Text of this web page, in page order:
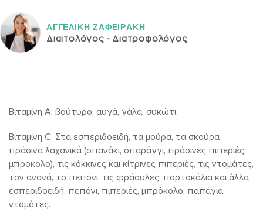
ΑΓΓΕΛΙΚH ΖΑΦΕΙΡAΚΗ
Διαιτολόγος - Διατροφολόγος
Βιταμίνη Α: βούτυρο, αυγά, γάλα, συκώτι.
Βιταμίνη C: Στα εσπεριδοειδή, τα μούρα, τα σκούρα
πράσινα λαχανικά (σπανάκι, σπαράγγι, πράσινες πιπεριές,
μπρόκολο), τις κόκκινες και κίτρινες πιπεριές, τις ντομάτες,
τον ανανά, το πεπόνι, τις φράουλες, πορτοκάλια και άλλα
εσπεριδοειδή, πεπόνι, πιπεριές, μπρόκολο, παπάγια,
ντομάτες.